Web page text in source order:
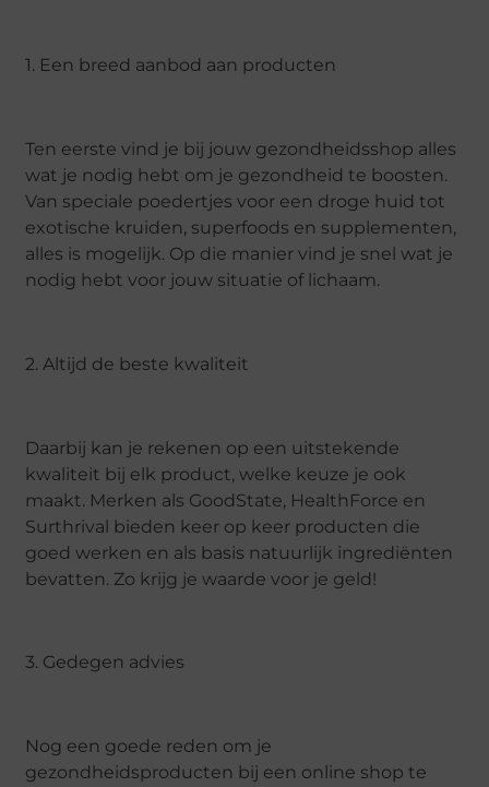
1. Een breed aanbod aan producten
Ten eerste vind je bij jouw gezondheidsshop alles
wat je nodig hebt om je gezondheid te boosten.
Van speciale poedertjes voor een droge huid tot
exotische kruiden, superfoods en supplementen,
alles is mogelijk. Op die manier vind je snel wat je
nodig hebt voor jouw situatie of lichaam.
2. Altijd de beste kwaliteit
Daarbij kan je rekenen op een uitstekende
kwaliteit bij elk product, welke keuze je ook
maakt. Merken als GoodState, HealthForce en
Surthrival bieden keer op keer producten die
goed werken en als basis natuurlijk ingrediënten
bevatten. Zo krijg je waarde voor je geld!
3. Gedegen advies
Nog een goede reden om je
gezondheidsproducten bij een online shop te